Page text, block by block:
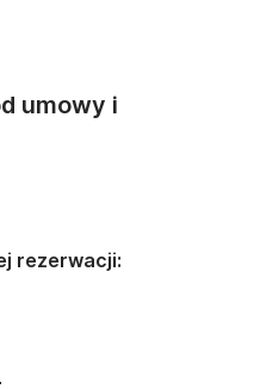
umowy i
rezerwacji: